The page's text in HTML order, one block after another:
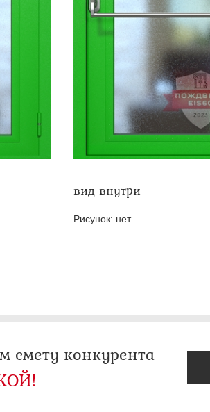
со стыковочным узлом
вид внутри
Рисунок: нет
смету конкурента